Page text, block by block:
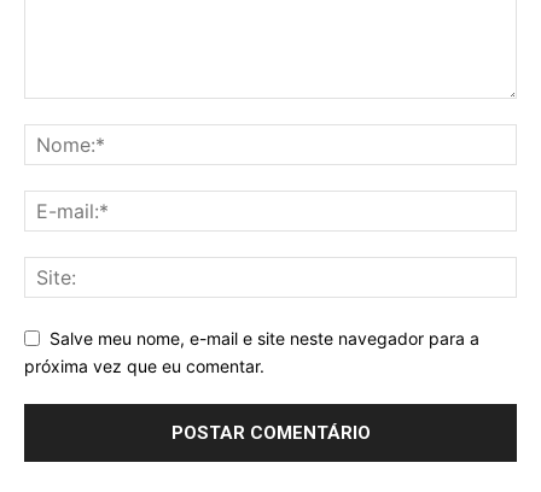
Salve meu nome, e-mail e site neste navegador para a
próxima vez que eu comentar.